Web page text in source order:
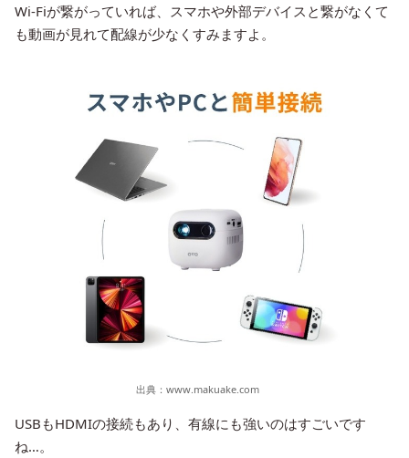
Wi-Fiが繋がっていれば、スマホや外部デバイスと繋がなくて
も動画が見れて配線が少なくすみますよ。
出典： www.makuake.com
USBもHDMIの接続もあり、有線にも強いのはすごいです
ね…。